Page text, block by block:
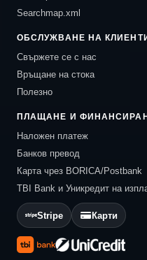
Searchmap.xml
ОБСЛУЖВАНЕ НА
Свържете се с нас
Връщане на стока
Полезно
ПЛАЩАНЕ И
Наложен платеж
Банков превод
Карта чрез BORICA/Postbank
TBI Bank и Уникредит на
Stripe Карти